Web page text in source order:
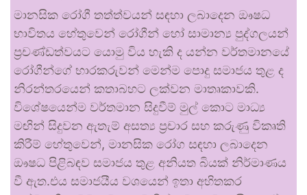
මානසික රෝගී තත්ත්වයන් සඳහා ලබාදෙන ඖෂධ
භාවිතය හේතුවෙන් රෝගීන් හෝ සාමාන්‍ය පුද්ගලයන්
ප්‍රචණ්ඩත්වයට යොමු විය හැකි ද යන්න වර්තමානයේ
රෝගීන්ගේ භාරකරුවන් මෙන්ම පොදු සමාජය තුළ ද
නිරන්තරයෙන් කතාබහට ලක්වන මාතෘකාවකි.
විශේෂයෙන්ම වර්තමාන සිදුවීම් මුල් කොට මාධ්‍ය
මඟින් සිදුවන ඇතැම් අසත්‍ය ප්‍රචාර සහ කරුණු විකෘති
කිරීම් හේතුවෙන්, මානසික රෝග සඳහා ලබාදෙන
ඖෂධ පිළිබඳව සමාජය තුළ අනියත බියක් නිර්මාණය
වී ඇත.එය සමාජයීය වශයෙන් ඉතා අහිතකර